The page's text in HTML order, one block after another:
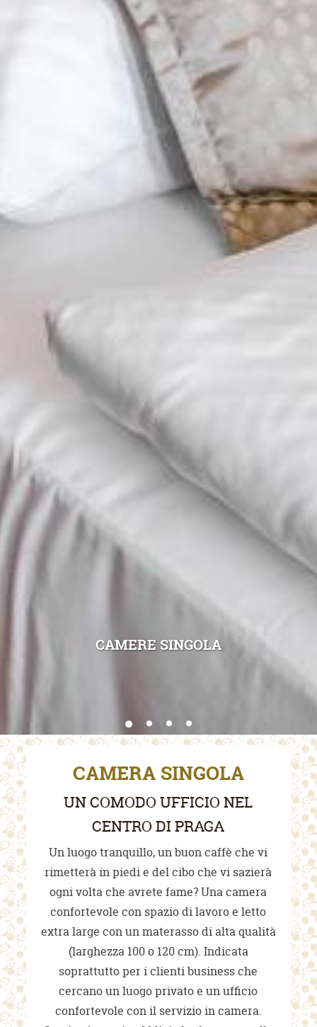
CAMERE SINGOLA
CAMERA SINGOLA
UN COMODO UFFICIO NEL
CENTRO DI PRAGA
Un luogo tranquillo, un buon caffè che vi
rimetterà in piedi e del cibo che vi sazierà
ogni volta che avrete fame? Una camera
confortevole con spazio di lavoro e letto
extra large con un materasso di alta qualità
(larghezza 100 o 120 cm). Indicata
soprattutto per i clienti business che
cercano un luogo privato e un ufficio
confortevole con il servizio in camera.